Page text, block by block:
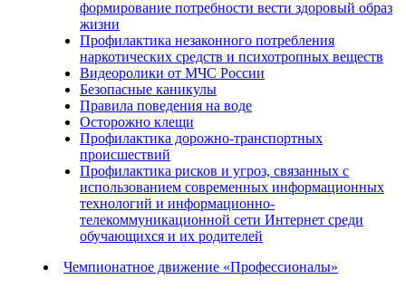
формирование потребности вести здоровый образ
жизни
Профилактика незаконного потребления
наркотических средств и психотропных веществ
Видеоролики от МЧС России
Безопасные каникулы
Правила поведения на воде
Осторожно клещи
Профилактика дорожно-транспортных
происшествий
Профилактика рисков и угроз, связанных с
использованием современных информационных
технологий и информационно-
телекоммуникационной сети Интернет среди
обучающихся и их родителей
Чемпионатное движение «Профессионалы»